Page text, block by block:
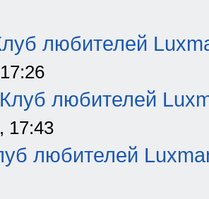
любителей
любителей
17:43
любителей